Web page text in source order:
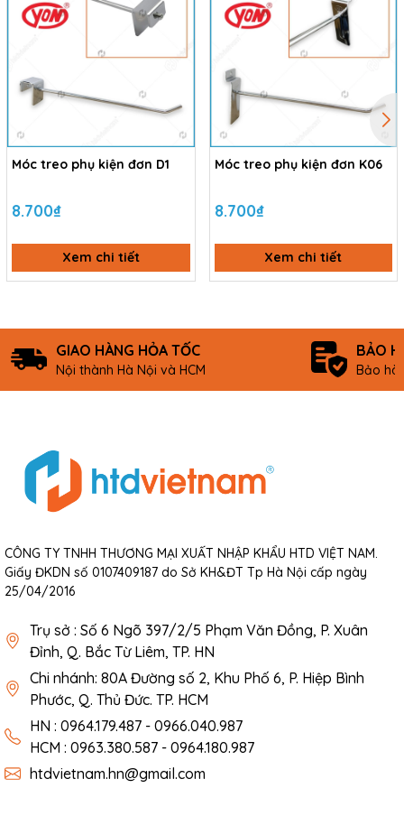
Móc treo phụ kiện đơn D1
8.700₫
Xem chi tiết
Móc treo phụ kiện đơn K06
8.700₫
Xem chi tiết
GIAO HÀNG HỎA TỐC
Nội thành Hà Nội và HCM
BẢO
Bảo
CÔNG TY TNHH THƯƠNG MẠI XUẤT NHẬP KHẨU HTD VIỆT NAM.
Giấy ĐKDN số 0107409187 do Sở KH&ĐT Tp Hà Nội cấp ngày
25/04/2016
Trụ sở : Số 6 Ngõ 397/2/5 Phạm Văn Đồng, P. Xuân
Đỉnh, Q. Bắc Từ Liêm, TP. HN
Chi nhánh: 80A Đường số 2, Khu Phố 6, P. Hiệp Bình
Phước, Q. Thủ Đức. TP. HCM
HN : 0964.179.487 - 0966.040.987
HCM : 0963.380.587 - 0964.180.987
htdvietnam.hn@gmail.com